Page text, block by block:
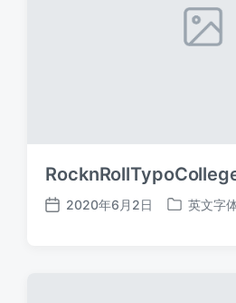
发
2020年6月2日
发
英文字